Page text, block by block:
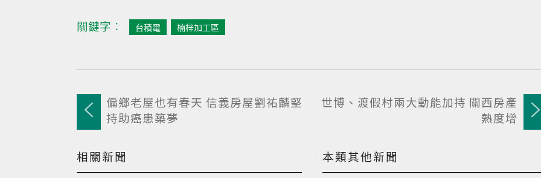
關鍵字︰ 台積電 楠梓加工區
偏鄉老屋也有春天 信義房屋劉祐麟堅
持助癌患築夢
世博、渡假村兩大動能加持 關西房產
熱度增
相關新聞
本類其他新聞